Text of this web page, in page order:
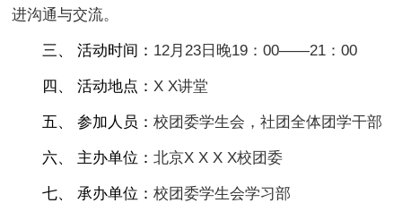
进沟通与交流。
三、 活动时间： 12月23日晚19：00——21：00
四、 活动地点：X X讲堂
五、 参加人员：校团委学生会，社团全体团学干部
六、 主办单位：北京X X X X校团委
七、 承办单位：校团委学生会学习部